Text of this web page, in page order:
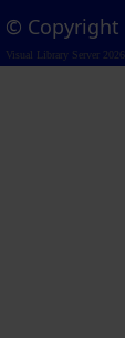
© Copyright
Visual Library Server 2026